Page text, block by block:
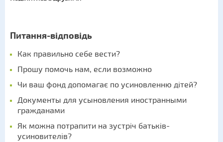
Питання-відповідь
Как правильно себе вести?
Прошу помочь нам, если возможно
Чи ваш фонд допомагає по усиновленню дітей?
Документы для усыновления иностранными
гражданами
Як можна потрапити на зустріч батьків-
усиновителів?